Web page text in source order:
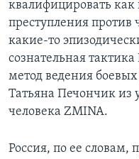
квалифицировать
преступления против
какие-то
сознательная
метод ведения
Татьяна Печончик из
человека ZMINA.
Россия, по ее словам,